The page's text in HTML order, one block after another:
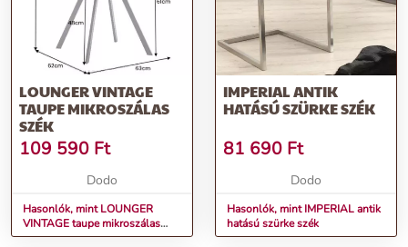
LOUNGER VINTAGE
TAUPE MIKROSZÁLAS
SZÉK
109 590 Ft
Dodo
Hasonlók, mint LOUNGER
VINTAGE taupe mikroszálas
szék
IMPERIAL ANTIK
HATÁSÚ SZÜRKE SZÉK
81 690 Ft
Dodo
Hasonlók, mint IMPERIAL antik
hatású szürke szék